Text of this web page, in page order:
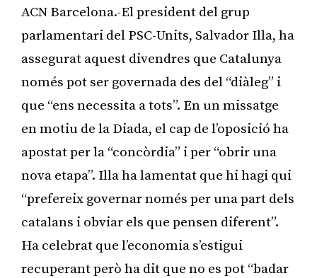
ACN Barcelona.-El president del grup
parlamentari del PSC-Units, Salvador Illa, ha
assegurat aquest divendres que Catalunya
només pot ser governada des del “diàleg” i
que “ens necessita a tots”. En un missatge
en motiu de la Diada, el cap de l’oposició ha
apostat per la “concòrdia” i per “obrir una
nova etapa”. Illa ha lamentat que hi hagi qui
“prefereix governar només per una part dels
catalans i obviar els que pensen diferent”.
Ha celebrat que l’economia s’estigui
recuperant però ha dit que no es pot “badar